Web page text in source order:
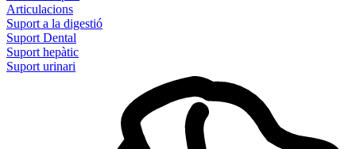
Articulacions
Suport a la digestió
Suport Dental
Suport hepàtic
Suport urinari